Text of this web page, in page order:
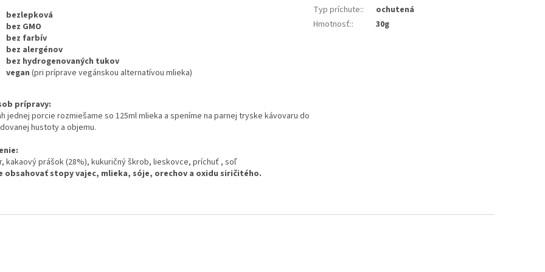
bezlepková
bez GMO
bez farbív
bez alergénov
bez hydrogenovaných tukov
vegan (pri príprave vegánskou alternatívou mlieka)
prípravy:
jednej porcie rozmiešame so 125ml mlieka a speníme na parnej tryske kávovaru do
hustoty a objemu.
kakaový prášok (28%), kukuričný škrob, lieskovce, príchuť , soľ
obsahovať stopy vajec, mlieka, sóje, orechov a oxidu siričitého.
Typ príchute::
ochutená
Hmotnosť:: 30g